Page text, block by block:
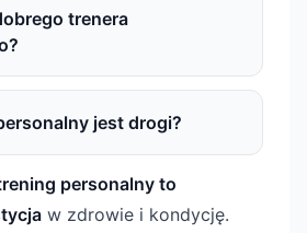
trenera
jest drogi?
personalny to
w zdrowie i kondycję.